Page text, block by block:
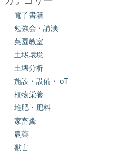
電子書籍
勉強会・講演
菜園教室
土壌環境
土壌分析
施設・設備・IoT
植物栄養
堆肥・肥料
家畜糞
農薬
獣害